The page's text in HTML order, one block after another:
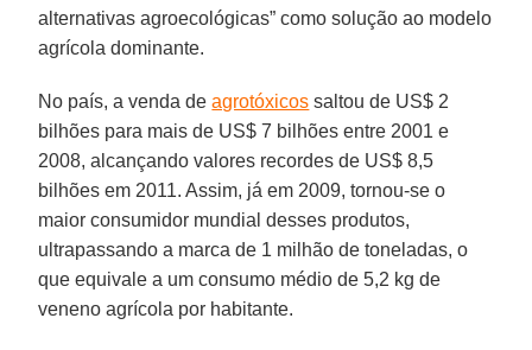
alternativas agroecológicas” como solução ao modelo
agrícola dominante.
No país, a venda deagrotóxicos saltou de US$ 2
bilhões para mais de US$ 7 bilhões entre 2001 e
2008, alcançando valores recordes de US$ 8,5
bilhões em 2011. Assim, já em 2009, tornou-se o
maior consumidor mundial desses produtos,
ultrapassando a marca de 1 milhão de toneladas, o
que equivale a um consumo médio de 5,2 kg de
veneno agrícola por habitante.